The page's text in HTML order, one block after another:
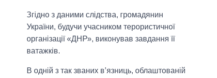
Згідно з даними слідства, громадянин
України, будучи учасником терористичної
організації «ДНР», виконував завдання її
ватажків.
В одній з так званих в’язниць, облаштованій